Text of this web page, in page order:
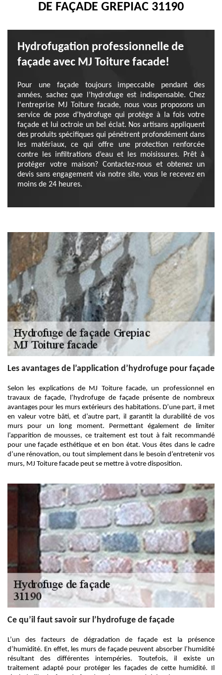
DE FAÇADE GREPIAC 31190
Hydrofugation professionnelle de
façade avec MJ Toiture facade!
Pour une façade toujours impeccable pendant des
années, sachez que l’hydrofuge est indispensable. Chez
l'entreprise MJ Toiture facade, nous vous proposons un
service de pose d’hydrofuge qui protège à la fois votre
façade et lui octroie un bel éclat. Nos artisans appliquent
des produits spécifiques qui pénètrent profondément dans
les matériaux, ce qui offre une protection renforcée
contre les infiltrations d’eau et les moisissures. Prêt à
protéger votre maison? Contactez-nous et obtenez un
devis sans engagement via notre site, vous le recevez en
moins de 24 heures.
Les avantages de l’application d’hydrofuge pour façade
Selon les explications de MJ Toiture facade, un professionnel en
travaux de façade, l’hydrofuge de façade présente de nombreux
avantages pour les murs extérieurs des habitations. D’une part, il met
en valeur votre bâti, et d’autre part, il garantit la durabilité de vos
murs pour un long moment. Permettant également de limiter
l’apparition de mousses, ce traitement est tout à fait recommandé
pour une façade esthétique et en bon état. Vous êtes dans le cadre
d’une rénovation, ou tout simplement dans le besoin d’entretenir vos
murs, MJ Toiture facade peut se mettre à votre disposition.
Ce qu’il faut savoir sur l’hydrofuge de façade
L’un des facteurs de dégradation de façade est la présence
d’humidité. En effet, les murs de façade peuvent absorber l’humidité
résultant des différentes intempéries. Toutefois, il existe un
traitement adapté pour protéger les façades de cette humidité. Il